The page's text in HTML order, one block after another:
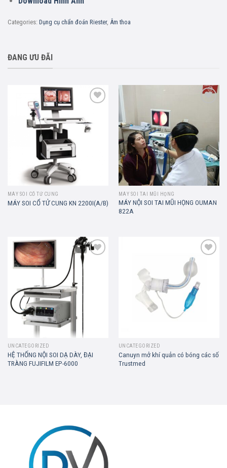
Categories: Dụng cụ chẩn đoán Riester, Âm thoa
ĐANG ƯU ĐÃI
MÁY SOI CỔ TỬ CUNG
MÁY SOI CỔ TỬ CUNG KN 2200I(A/B)
MÁY SOI TAI MŨI HỌNG
MÁY NỘI SOI TAI MŨI HỌNG OUMAN
822A
UNCATEGORIZED
HỆ THỐNG NỘI SOI DẠ DÀY, ĐẠI
TRÀNG FUJIFILM EP-6000
UNCATEGORIZED
Canuyn mở khí quản có bóng các số
Trustmed